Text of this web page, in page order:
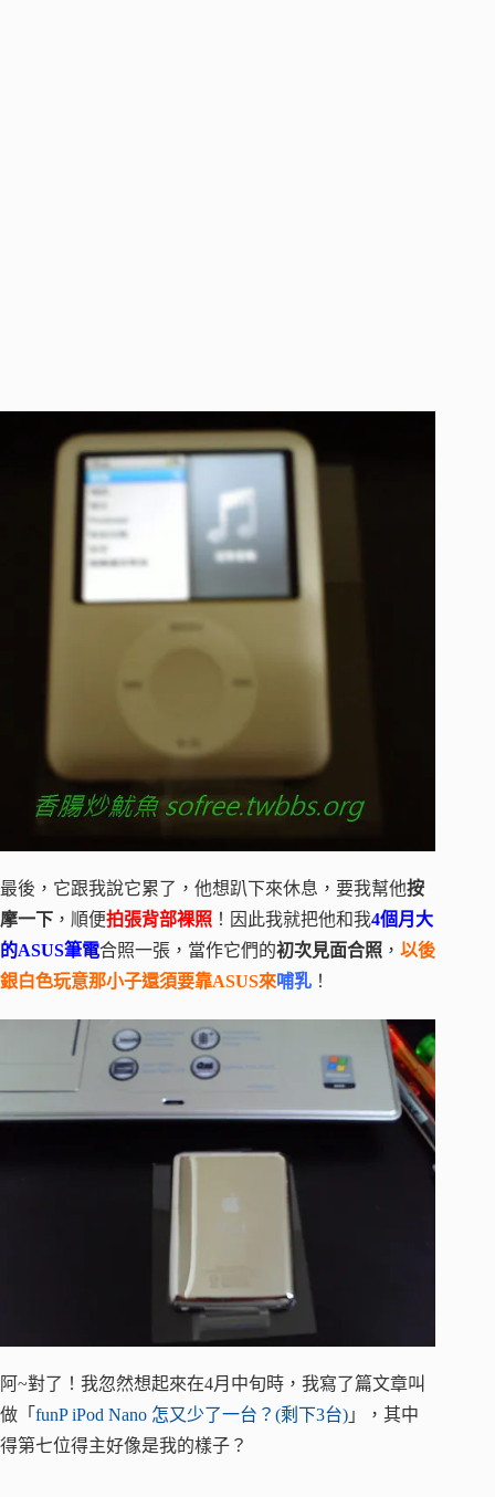
最後，它跟我說它累了，他想趴下來休息，要我幫他按
摩一下 ，順便拍張背部裸照 ！因此我就把他和我4個月大
的ASUS筆電合照一張，當作它們的初次見面合照 ， 以後
銀白色玩意那小子還須要靠ASUS來哺乳 ！
阿~對了！我忽然想起來在4月中旬時，我寫了篇文章叫
做「 funP iPod Nano 怎又少了一台？(剩下3台) 」，其中
得第七位得主好像是我的樣子？